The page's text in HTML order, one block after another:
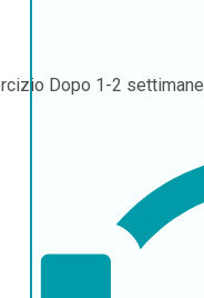
Dopo 1-2 settimane